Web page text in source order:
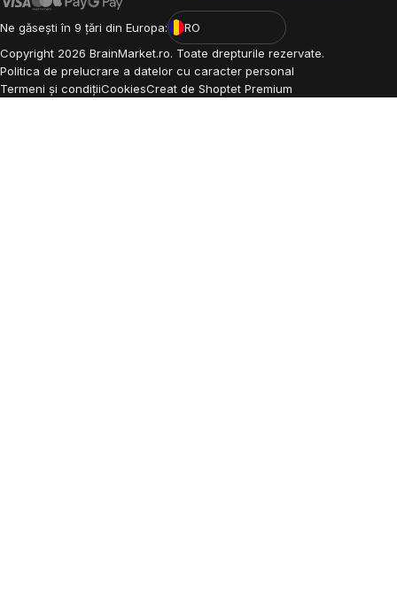
Ne găsești în 9 țări din Europa:
RO
Copyright 2026 BrainMarket.ro. Toate drepturile rezervate.
Politica de prelucrare a datelor cu caracter personal
Termeni și condițiiCookiesCreat de Shoptet Premium